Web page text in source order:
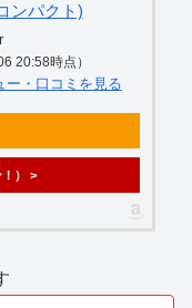
ンパクト)
20:58時点）
ー・口コミを見る
） >